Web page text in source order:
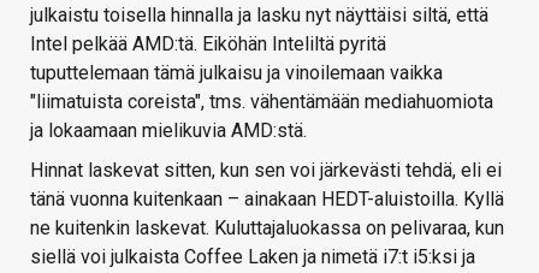
julkaistu toisella hinnalla ja lasku nyt näyttäisi siltä, että
Intel pelkää AMD:tä. Eiköhän Inteliltä pyritä
tuputtelemaan tämä julkaisu ja vinoilemaan vaikka
"liimatuista coreista", tms. vähentämään mediahuomiota
ja lokaamaan mielikuvia AMD:stä.
Hinnat laskevat sitten, kun sen voi järkevästi tehdä, eli ei
tänä vuonna kuitenkaan – ainakaan HEDT-aluistoilla. Kyllä
ne kuitenkin laskevat. Kuluttajaluokassa on pelivaraa, kun
siellä voi julkaista Coffee Laken ja nimetä i7:t i5:ksi ja